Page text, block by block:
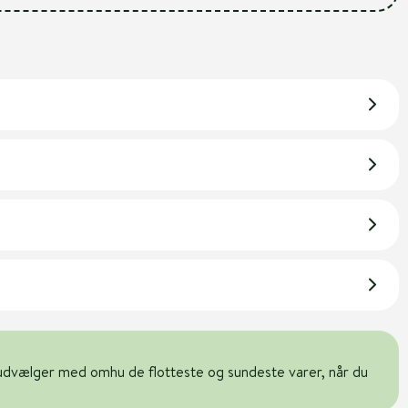
med omhu de flotteste og sundeste varer, når du